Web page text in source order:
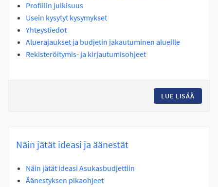
Profiilin julkisuus
Usein kysytyt kysymykset
Yhteystiedot
Aluerajaukset ja budjetin jakautuminen alueille
Rekisteröitymis- ja kirjautumisohjeet
LUE LISÄÄ
Näin jätät ideasi ja äänestät
Näin jätät ideasi Asukasbudjettiin
Äänestyksen pikaohjeet